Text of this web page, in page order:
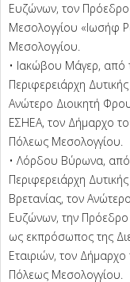
Ευζώνων, τον
Μεσολογγίου «Ιωσήφ
Μεσολογγίου.
• Ιακώβου Μάγερ, από
Περιφερειάρχη
Ανώτερο Διοικητή
ΕΣΗΕΑ, τον Δήμαρχο
Πόλεως Μεσολογγίου.
• Λόρδου Βύρωνα,
Περιφερειάρχη
Βρετανίας, τον
Ευζώνων, την Πρόεδρο
ως εκπρόσωπος της
Εταιριών, τον
Πόλεως Μεσολογγίου.